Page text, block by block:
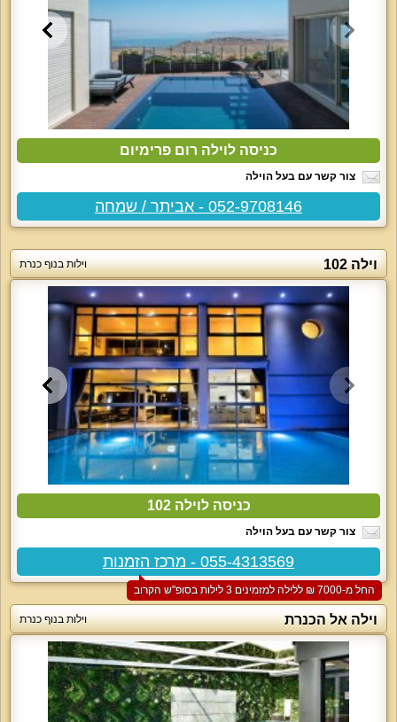
כניסה לוילה רום פרימיום
צור קשר עם בעל הוילה
052-9708146 - אביתר / שמחה
וילה 102 וילות בנוף כנרת
כניסה לוילה 102
צור קשר עם בעל הוילה
055-4313569 - מרכז הזמנות
החל מ-‏7000 ₪ ללילה למזמינים 3 לילות בסופ"ש הקרוב
וילה אל הכנרת וילות בנוף כנרת